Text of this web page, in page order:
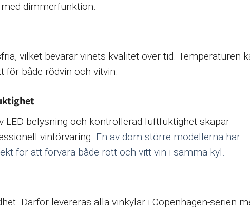
dimmerfunktion.
vilket bevarar vinets kvalitet över tid. Temperaturen
för både rödvin och vitvin.
LED-belysning och kontrollerad luftfuktighet skapar
vinförvaring. En av dom större modellerna har
för att förvara både rött och vitt vin i samma kyl.
Därför levereras alla vinkylar i Copenhagen-serien